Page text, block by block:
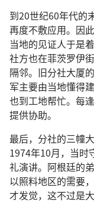
到20世纪60年代的
再度不敷应用。因
当地的见证人于是
社方也在菲茨罗伊
隔邻。旧分社大厦
军主要由当地懂得
也到工地帮忙。每
提供协助。
最后，分社的三幢
1974年10月，当时
礼演讲。阿根廷的
以照料地区的需要
才发觉，这不过是